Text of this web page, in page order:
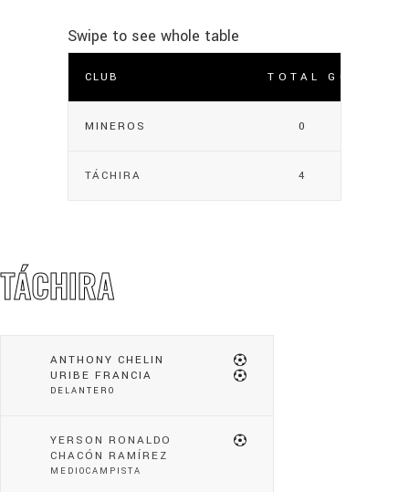
CLUB TOTAL GOLES
MINEROS 0
TÁCHIRA 4
TÁCHIRA
ANTHONY CHELIN
URIBE FRANCIA
DELANTERO
YERSON RONALDO
CHACÓN RAMÍREZ
MEDIOCAMPISTA